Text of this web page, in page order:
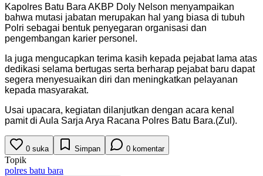
Kapolres Batu Bara AKBP Doly Nelson menyampaikan
bahwa mutasi jabatan merupakan hal yang biasa di tubuh
Polri sebagai bentuk penyegaran organisasi dan
pengembangan karier personel.
Ia juga mengucapkan terima kasih kepada pejabat lama atas
dedikasi selama bertugas serta berharap pejabat baru dapat
segera menyesuaikan diri dan meningkatkan pelayanan
kepada masyarakat.
Usai upacara, kegiatan dilanjutkan dengan acara kenal
pamit di Aula Sarja Arya Racana Polres Batu Bara.(Zul).
0 suka Simpan 0 komentar
Topik
polres batu bara